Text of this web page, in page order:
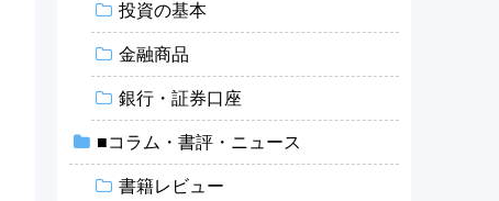
投資の基本
金融商品
銀行・証券口座
■コラム・書評・ニュース
書籍レビュー